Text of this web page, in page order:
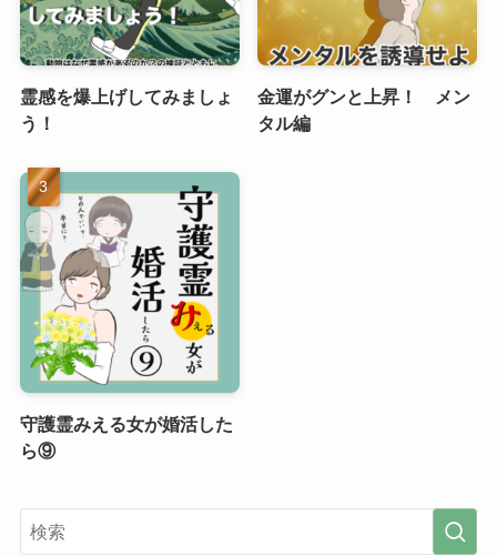
霊感を爆上げしてみましょ
う！
金運がグンと上昇！ メン
タル編
守護霊みえる女が婚活した
ら⑨